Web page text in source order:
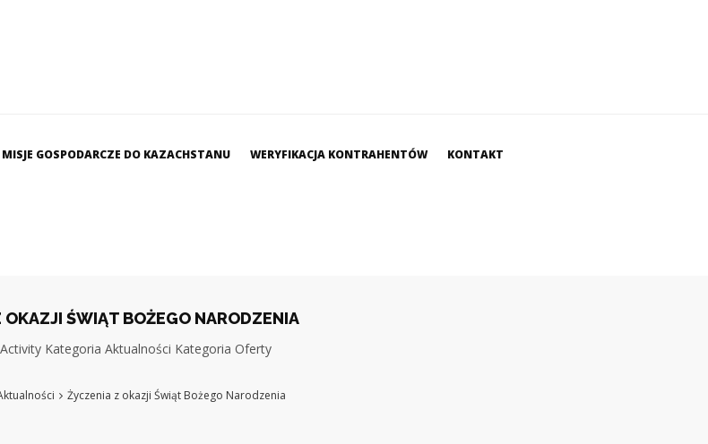
MISJE GOSPODARCZE DO KAZACHSTANU WERYFIKACJA KONTRAHENTÓW KONTAKT
OKAZJI ŚWIĄT BOŻEGO NARODZENIA
Activity Kategoria Aktualności Kategoria Oferty
Życzenia z okazji Świąt Bożego Narodzenia